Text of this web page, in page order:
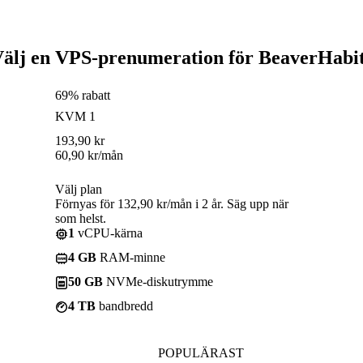
en VPS-prenumeration för
69% rabatt
KVM 1
193,90 kr
60,90 kr/mån
Välj plan
Förnyas för 132,90 kr/mån i 2 år. Säg upp när
som helst.
1 vCPU-kärna
4 GB RAM-minne
50 GB NVMe-diskutrymme
4 TB bandbredd
POPULÄRAST